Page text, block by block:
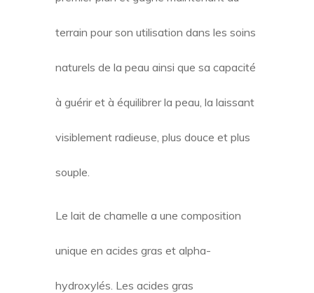
terrain pour son utilisation dans les soins
naturels de la peau ainsi que sa capacité
à guérir et à équilibrer la peau, la laissant
visiblement radieuse, plus douce et plus
souple.
Le lait de chamelle a une composition
unique en acides gras et alpha-
hydroxylés. Les acides gras